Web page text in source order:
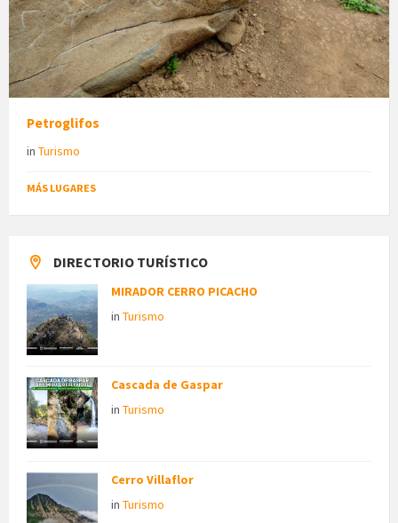
Petroglifos
in Turismo
MÁS LUGARES
DIRECTORIO TURÍSTICO
MIRADOR CERRO PICACHO
in Turismo
Cascada de Gaspar
in Turismo
Cerro Villaflor
in Turismo